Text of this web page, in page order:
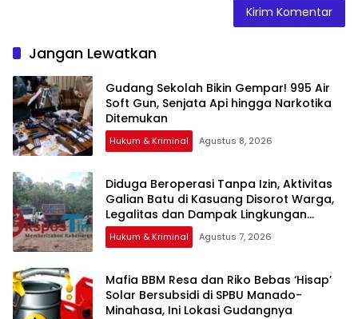
Jangan Lewatkan
Gudang Sekolah Bikin Gempar! 995 Air
Soft Gun, Senjata Api hingga Narkotika
Ditemukan
Hukum & Kriminal Agustus 8, 2026
Diduga Beroperasi Tanpa Izin, Aktivitas
Galian Batu di Kasuang Disorot Warga,
Legalitas dan Dampak Lingkungan
Dipertanyakan
Hukum & Kriminal Agustus 7, 2026
Mafia BBM Resa dan Riko Bebas ‘Hisap’
Solar Bersubsidi di SPBU Manado-
Minahasa, Ini Lokasi Gudangnya